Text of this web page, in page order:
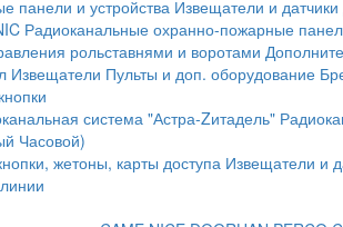
панели и устройства Извещатели и датчики
Радиоканальные охранно-пожарные
рольставнями и воротами
Извещатели Пульты и доп. оборудование
система "Астра-Zитадель"
Часовой)
жетоны, карты доступа Извещатели и